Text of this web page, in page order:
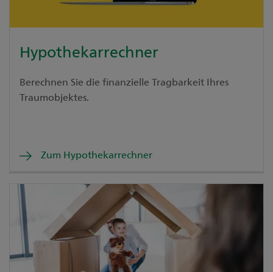
Hypothekarrechner
Berechnen Sie die finanzielle Tragbarkeit Ihres
Traumobjektes.
Zum Hypothekarrechner